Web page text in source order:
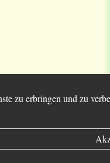
zu erbringen und zu